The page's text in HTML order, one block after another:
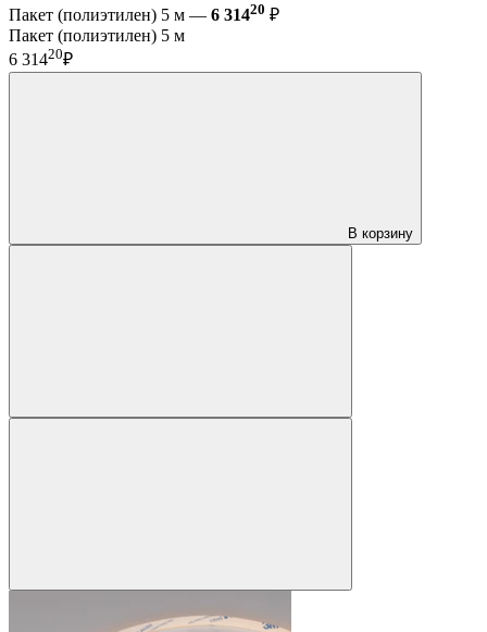
Пакет (полиэтилен) 5 м — 6 31420 ₽
Пакет (полиэтилен) 5 м
6 31420₽
В корзину